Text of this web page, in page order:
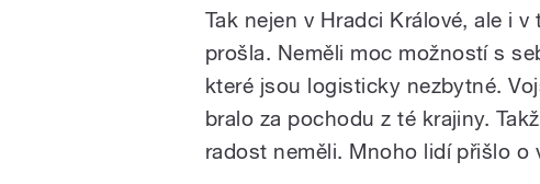
Tak nejen v Hradci Králové, ale i
prošla. Neměli moc možností s
které jsou logisticky nezbytné.
bralo za pochodu z té krajiny.
radost neměli. Mnoho lidí přišlo o